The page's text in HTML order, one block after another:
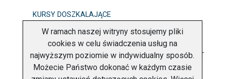
KURSY DOSZKALAJĄCE
OBOWIĄZEK INFORMACYJNY
POLITYKA PRYWATNOŚCI O FIRMIE KONTAKT
W ramach naszej witryny stosujemy pliki
cookies w celu świadczenia usług na
najwyższym poziomie w indywidualny sposób.
Możecie Państwo dokonać w każdym czasie